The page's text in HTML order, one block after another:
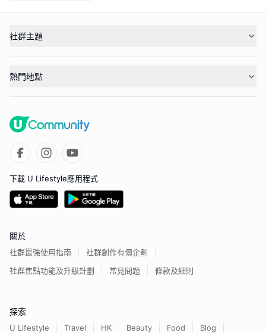
社群主題
熱門地點
下載 U Lifestyle應用程式
關於
社群最強使用指南
社群創作有價企劃
社群焦點功能及升級計劃
常見問題 條款及細則
探索
U Lifestyle Travel HK Beauty Food Blog